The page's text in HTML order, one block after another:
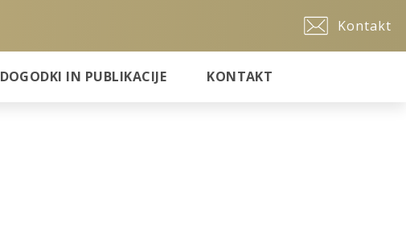
Kontakt
DOGODKI IN PUBLIKACIJE KONTAKT